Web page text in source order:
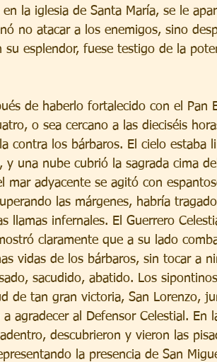
la iglesia de Santa María, se le
no atacar a los enemigos, sino
esplendor, fuese testigo de la
de haberlo fortalecido con el Pan
o sea cercano a las dieciséis
contra los bárbaros. El cielo estaba
una nube cubrió la sagrada cima
adyacente se agitó con
las márgenes, habría
llamas infernales. El Guerrero
claramente que a su lado
vidas de los bárbaros, sin tocar a
sacudido, abatido. Los
de tan gran victoria, San Lorenzo,
agradecer al Defensor Celestial. En
descubrieron y vieron las
la presencia de San